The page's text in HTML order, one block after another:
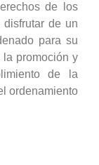
de los
de un
para su
la promoción y
de la
ordenamiento